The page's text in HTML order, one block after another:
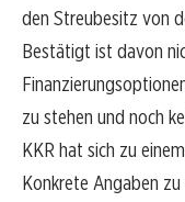
den Streubesitz von
Bestätigt ist davon
zu stehen und noch
KKR hat sich zu
Konkrete Angaben